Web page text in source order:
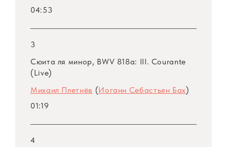
индивидуальном своеобразии (особенно
следует отметить Третью сонату Шопена,
интерпретация которой отличается редким
единством, цельностью масштабного цикла).
себя как зрелый, самостоятельный артист со
сложившимся пианистическим стилем.
04:53
3
Сюита ля минор, BWV 818a: III. Courante
(Live)
Михаил Плетнёв (Иоганн Себастьян Бах)
01:19
4